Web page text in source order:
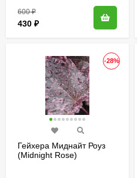
600₽
430 ₽
-28%
Гейхера Миднайт Роуз
(Midnight Rose)